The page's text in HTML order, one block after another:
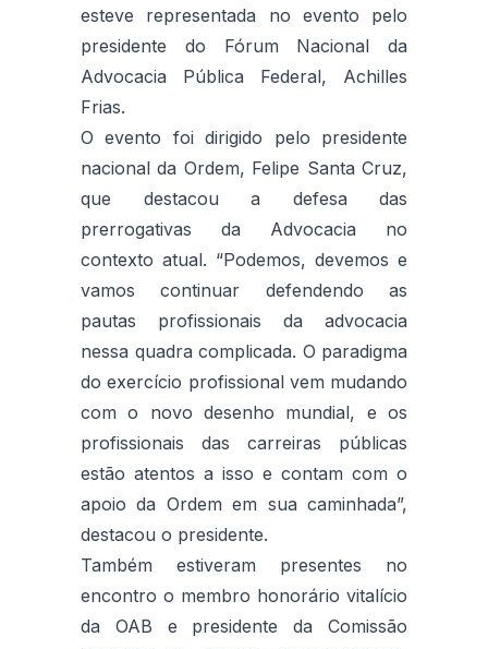
esteve representada no evento pelo
presidente do Fórum Nacional da
Advocacia Pública Federal, Achilles
Frias.
O evento foi dirigido pelo presidente
nacional da Ordem, Felipe Santa Cruz,
que destacou a defesa das
prerrogativas da Advocacia no
contexto atual. “Podemos, devemos e
vamos continuar defendendo as
pautas profissionais da advocacia
nessa quadra complicada. O paradigma
do exercício profissional vem mudando
com o novo desenho mundial, e os
profissionais das carreiras públicas
estão atentos a isso e contam com o
apoio da Ordem em sua caminhada”,
destacou o presidente.
Também estiveram presentes no
encontro o membro honorário vitalício
da OAB e presidente da Comissão